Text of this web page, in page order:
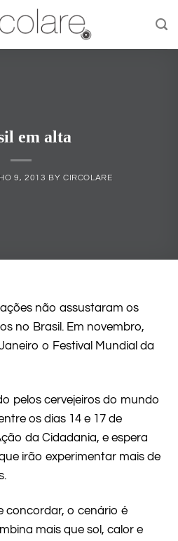
em alta
9, 2013 BY CIRCOLARE
não assustaram os
no Brasil. Em novembro,
o Festival Mundial da
pelos cervejeiros do mundo
os dias 14 e 17 de
da Cidadania, e espera
irão experimentar mais de
concordar, o cenário é
mais que sol, calor e